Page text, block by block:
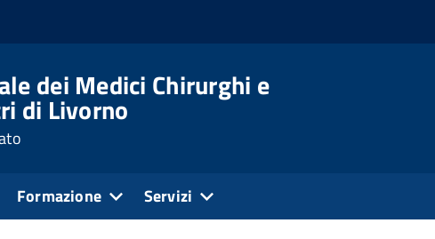
dei Medici Chirurghi e
di Livorno
Formazione Servizi